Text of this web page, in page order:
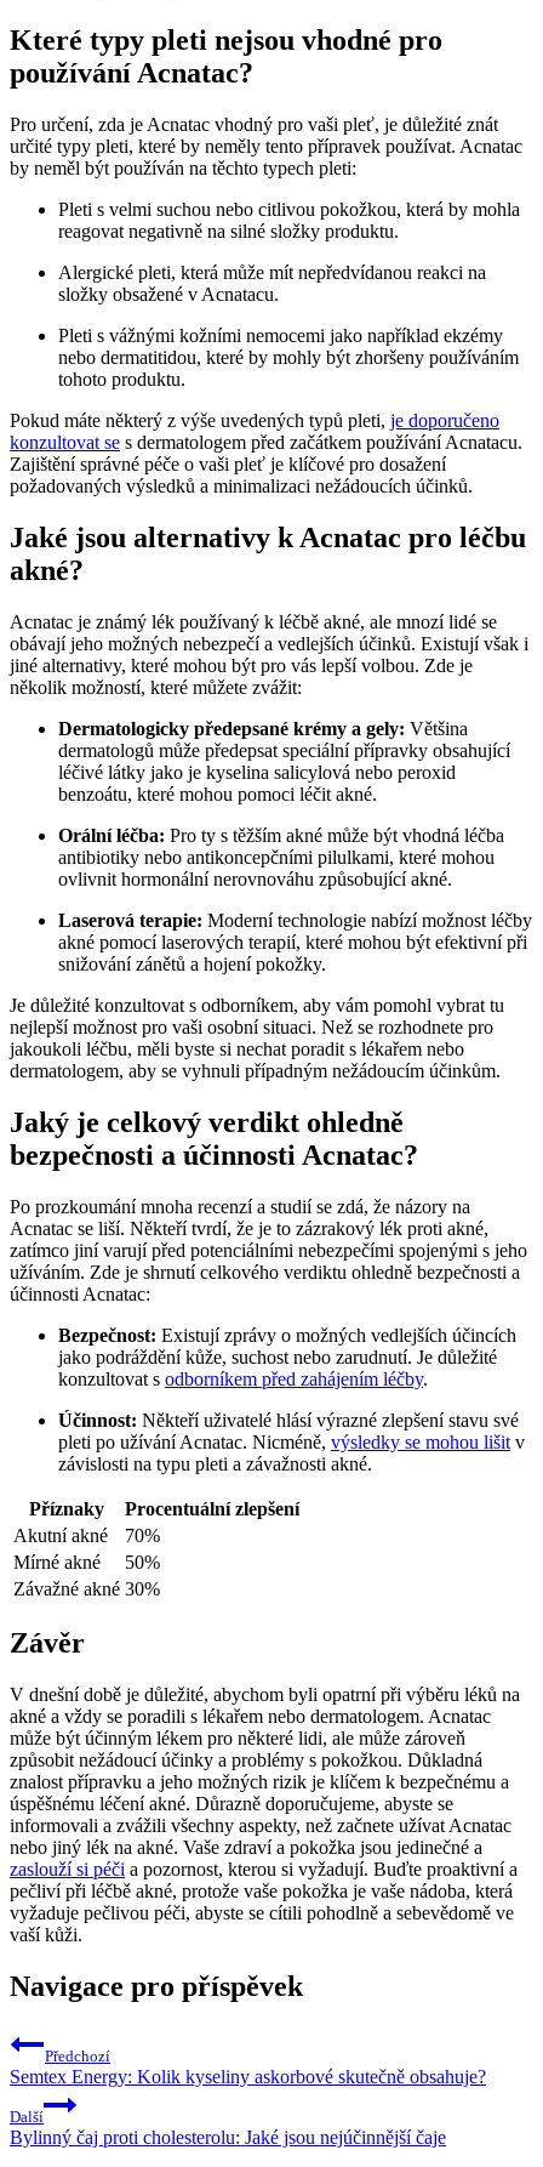
Které typy pleti nejsou vhodné pro
používání Acnatac?
Pro určení, zda je Acnatac vhodný pro vaši pleť, je důležité znát
určité typy pleti, které by neměly tento přípravek používat. Acnatac
by neměl být používán na těchto typech pleti:
Pleti s velmi suchou nebo citlivou pokožkou, která by mohla
reagovat negativně na silné složky produktu.
Alergické pleti, která může mít nepředvídanou reakci na
složky obsažené v Acnatacu.
Pleti s vážnými kožními nemocemi jako například ekzémy
nebo dermatitidou, které by mohly být zhoršeny používáním
tohoto produktu.
Pokud máte některý z výše uvedených typů pleti, je doporučeno
konzultovat se s dermatologem před začátkem používání Acnatacu.
Zajištění správné péče o vaši pleť je klíčové pro dosažení
požadovaných výsledků a minimalizaci nežádoucích účinků.
Jaké jsou alternativy k Acnatac pro léčbu
akné?
Acnatac je známý lék používaný k léčbě akné, ale mnozí lidé se
obávají jeho možných nebezpečí a vedlejších účinků. Existují však i
jiné alternativy, které mohou být pro vás lepší volbou. Zde je
několik možností, které můžete zvážit:
Dermatologicky předepsané krémy a gely: Většina
dermatologů může předepsat speciální přípravky obsahující
léčivé látky jako je kyselina salicylová nebo peroxid
benzoátu, které mohou pomoci léčit akné.
Orální léčba: Pro ty s těžším akné může být vhodná léčba
antibiotiky nebo antikoncepčními pilulkami, které mohou
ovlivnit hormonální nerovnováhu způsobující akné.
Laserová terapie: Moderní technologie nabízí možnost léčby
akné pomocí laserových terapií, které mohou být efektivní při
snižování zánětů a hojení pokožky.
Je důležité konzultovat s odborníkem, aby vám pomohl vybrat tu
nejlepší možnost pro vaši osobní situaci. Než se rozhodnete pro
jakoukoli léčbu, měli byste si nechat poradit s lékařem nebo
dermatologem, aby se vyhnuli případným nežádoucím účinkům.
Jaký je celkový verdikt ohledně
bezpečnosti a účinnosti Acnatac?
Po prozkoumání mnoha recenzí a studií se zdá, že názory na
Acnatac se liší. Někteří tvrdí, že je to zázrakový lék proti akné,
zatímco jiní varují před potenciálními nebezpečími spojenými s jeho
užíváním. Zde je shrnutí celkového verdiktu ohledně bezpečnosti a
účinnosti Acnatac:
Bezpečnost: Existují zprávy o možných vedlejších účincích
jako podráždění kůže, suchost nebo zarudnutí. Je důležité
konzultovat s odborníkem před zahájením léčby.
Účinnost: Někteří uživatelé hlásí výrazné zlepšení stavu své
pleti po užívání Acnatac. Nicméně, výsledky se mohou lišit v
závislosti na typu pleti a závažnosti akné.
Příznaky
Procentuální zlepšení
Akutní akné
70%
Mírné akné
50%
Závažné akné 30%
Závěr
V dnešní době je důležité, abychom byli opatrní při výběru léků na
akné a vždy se poradili s lékařem nebo dermatologem. Acnatac
může být účinným lékem pro některé lidi, ale může zároveň
způsobit nežádoucí účinky a problémy s pokožkou. Důkladná
znalost přípravku a jeho možných rizik je klíčem k bezpečnému a
úspěšnému léčení akné. Důrazně doporučujeme, abyste se
informovali a zvážili všechny aspekty, než začnete užívat Acnatac
nebo jiný lék na akné. Vaše zdraví a pokožka jsou jedinečné a
zaslouží si péči a pozornost, kterou si vyžadují. Buďte proaktivní a
pečliví při léčbě akné, protože vaše pokožka je vaše nádoba, která
vyžaduje pečlivou péči, abyste se cítili pohodlně a sebevědomě ve
vaší kůži.
Navigace pro příspěvek
Předchozí
Semtex Energy: Kolik kyseliny askorbové skutečně obsahuje?
Další
Bylinný čaj proti cholesterolu: Jaké jsou nejúčinnější čaje